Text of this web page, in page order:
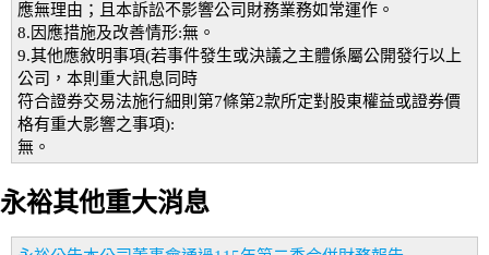
應無理由；且本訴訟不影響公司財務業務如常運作。
8.因應措施及改善情形:無。
9.其他應敘明事項(若事件發生或決議之主體係屬公開發行以上
公司，本則重大訊息同時
符合證券交易法施行細則第7條第2款所定對股東權益或證券價
格有重大影響之事項):
無。
永裕其他重大消息